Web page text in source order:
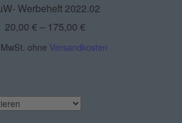
Werbeheft 2022.02
20,00 €– 175,00 €
ohne Versandkosten